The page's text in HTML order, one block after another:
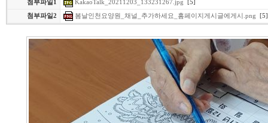
첨부파일1
KakaoTalk_20211203_133231267.jpg [5]
첨부파일2
봄날인천요양원_채널_추가하세요_홈페이지게시글에게시.png [5]